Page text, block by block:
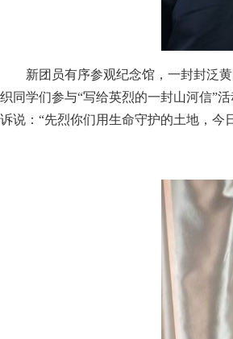
新团员有序参观纪念馆，一封封泛
织同学们参与“写给英烈的一封山河信”
诉说：“先烈你们用生命守护的土地，今